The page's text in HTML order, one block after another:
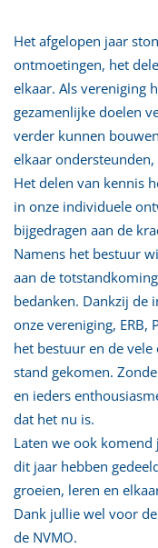
Het afgelopen jaar
ontmoetingen, het
elkaar. Als vereniging
gezamenlijke doelen
verder kunnen
elkaar
Het delen van kennis
in onze individuele
bijgedragen aan de
Namens het bestuur
aan de
bedanken. Dankzij de
onze vereniging, ERB,
het bestuur en de
stand gekomen.
en ieders
dat het nu is.
Laten we ook
dit jaar hebben
groeien, leren en
Dank jullie wel voor
de NVMO.